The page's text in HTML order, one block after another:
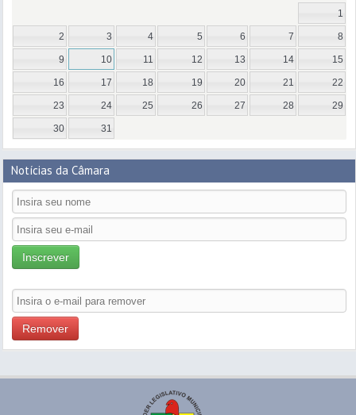
1
2 3 4 5 6 7 8
9 10 11 12 13 14 15
16 17 18 19 20 21 22
23 24 25 26 27 28 29
30 31
Notícias da Câmara
Inscrever
Remover